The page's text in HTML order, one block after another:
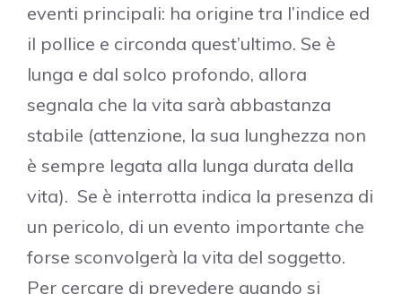
eventi principali: ha origine tra l’indice ed
il pollice e circonda quest’ultimo. Se è
lunga e dal solco profondo, allora
segnala che la vita sarà abbastanza
stabile (attenzione, la sua lunghezza non
è sempre legata alla lunga durata della
vita). Se è interrotta indica la presenza di
un pericolo, di un evento importante che
forse sconvolgerà la vita del soggetto.
Per cercare di prevedere quando si